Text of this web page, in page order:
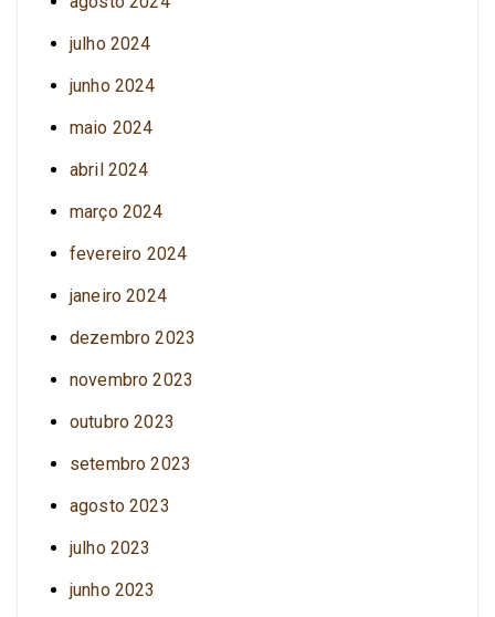
julho 2024
junho 2024
maio 2024
abril 2024
março 2024
fevereiro 2024
janeiro 2024
dezembro 2023
novembro 2023
outubro 2023
setembro 2023
agosto 2023
julho 2023
junho 2023